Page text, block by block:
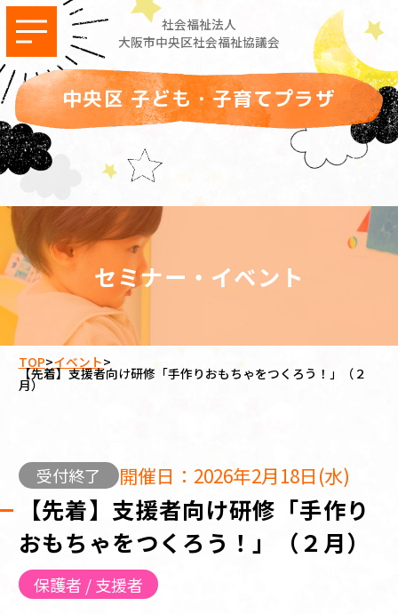
社会福祉法人
大阪市中央区社会福祉協議会
中央区 子ども・子育てプラザ
セミナー・イベント
TOP>イベント>
【先着】支援者向け研修「手作りおもちゃをつくろう！」（２
月）
受付終了 開催日：2026年2月18日(水)
【先着】支援者向け研修「手作り
おもちゃをつくろう！」（２月）
保護者 / 支援者